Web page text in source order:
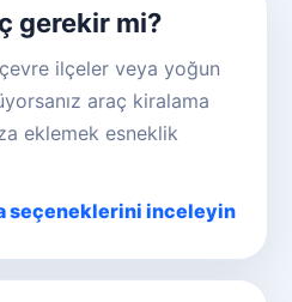
gerekir mi?
ilçeler veya yoğun
araç kiralama
eklemek esneklik
seçeneklerini inceleyin